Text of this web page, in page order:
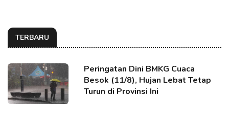
TERBARU
Peringatan Dini BMKG Cuaca
Besok (11/8), Hujan Lebat Tetap
Turun di Provinsi Ini